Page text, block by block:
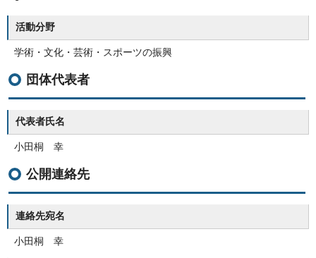
活動分野
学術・文化・芸術・スポーツの振興
団体代表者
代表者氏名
小田桐 幸
公開連絡先
連絡先宛名
小田桐 幸